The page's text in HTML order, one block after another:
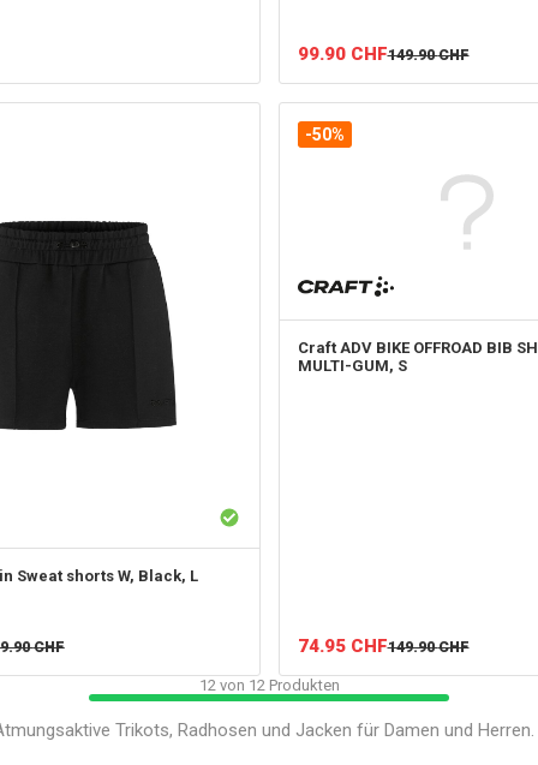
99.90 CHF149.90 CHF
Sweat shorts W, Black, L
CHF
-50%
Craft ADV BIKE OFFROAD BIB
MULTI-GUM, S
74.95 CHF149.90 CHF
12von 12Produkten
Trikots, Radhosen und Jacken für Damen und Herren.